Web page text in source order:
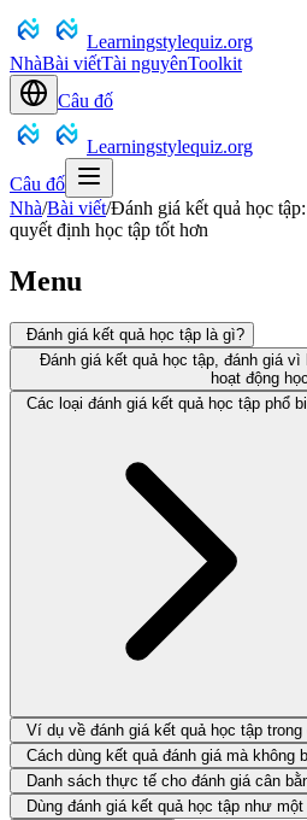
Learningstylequiz.org
NhàBài viếtTài nguyênToolkit
Câu đố
Learningstylequiz.org
Câu đố
Nhà/Bài viết/Đánh giá kết quả học
quyết định học tập tốt hơn
Menu
Đánh giá kết quả học tập là gì?
Đánh giá kết quả học tập, đánh giá
hoạt động
Các loại đánh giá kết quả học tập phổ
Ví dụ về đánh giá kết quả học tập trong
Cách dùng kết quả đánh giá mà không
Danh sách thực tế cho đánh giá cân
Dùng đánh giá kết quả học tập như